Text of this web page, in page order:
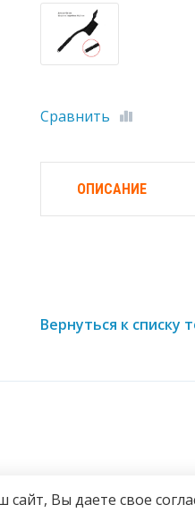
Сравнить
ОПИСАНИЕ
Вернуться к списку
Вы даете свое